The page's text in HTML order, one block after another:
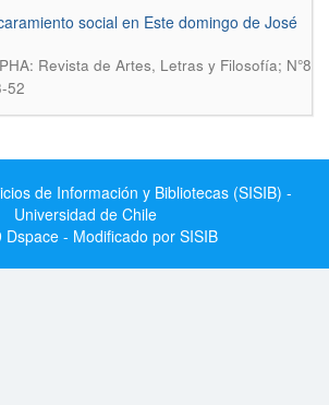
social en Este domingo de José
Revista de Artes, Letras y Filosofía; N°8
52
de Información y Bibliotecas (SISIB) -
Universidad de Chile
- Modificado por SISIB